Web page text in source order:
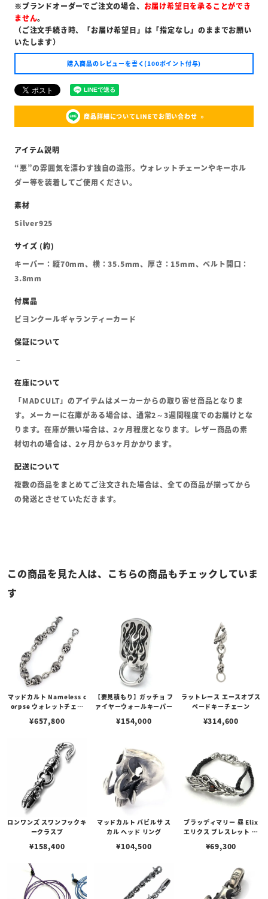
※ブランドオーダーでご注文の場合、 お届け希望日を承ることができ
ません。
（ご注文手続き時、「お届け希望日」は「指定なし」のままでお願い
いたします）
購入商品のレビューを書く(100ポイント付与)
商品詳細についてLINEでお問い合わせ
“悪”の雰囲気を漂わす独自の造形。ウォレットチェーンやキーホル
ダー等を装着してご使用ください。
Silver925
キーパー：縦70mm、横：35.5mm、厚さ：15mm、ベルト開口：
3.8mm
ビヨンクールギャランティーカード
「MADCULT」のアイテムはメーカーからの取り寄せ商品となりま
す。メーカーに在庫がある場合は、通常2～3週間程度でのお届けとな
ります。在庫が無い場合は、2ヶ月程度となります。レザー商品の素
材切れの場合は、2ヶ月から3ヶ月かかります。
複数の商品をまとめてご注文された場合は、全ての商品が揃ってから
の発送とさせていただきます。
この商品を見た人は、こちらの商品もチェックしていま
す
マッドカルト Nameless c
orpse ウォレットチェー
¥657,800
【要見積もり】ガッチョ フ
ァイヤーウォールキーパー
¥154,000
ラットレース エースオブス
ペードキーチェーン
¥314,600
ロンワンズ スワンフックキ
ークラスプ
¥158,400
マッドカルト バビルサ ス
カル ヘッド リング
¥104,500
ブラッディマリー 昼 Elix
エリクス ブレスレット ガ
¥69,300